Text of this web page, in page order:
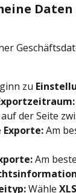
zu
der Seite
Am
Am
Wähle XLS